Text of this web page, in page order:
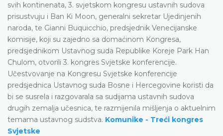
svih kontinenata, 3. svjetskom kongresu ustavnih sudova
prisustvuju i Ban Ki Moon, generalni sekretar Ujedinjenih
naroda, te Gianni Buquicchio, predsjednik Venecijanske
komisije, koji su zajedno sa domaćinom Kongresa,
predsjednikom Ustavnog suda Republike Koreje Park Han
Chulom, otvorili 3. kongres Svjetske konferencije.
Učestvovanje na Kongresu Svjetske konferencije
predsjednica Ustavnog suda Bosne i Hercegovine koristi da
bi se susrela i razgovarala sa sudijama ustavnih sudova
drugih zemalja učesnica, te razmijenila mišljenja o aktuelnim
temama ustavnog sudstva. Komunike - Treći kongres
Svjetske